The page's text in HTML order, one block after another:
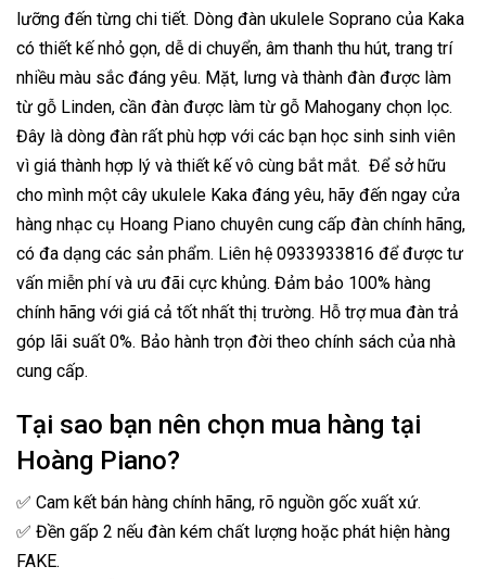
lưỡng đến từng chi tiết. Dòng đàn ukulele Soprano của Kaka
có thiết kế nhỏ gọn, dễ di chuyển, âm thanh thu hút, trang trí
nhiều màu sắc đáng yêu. Mặt, lưng và thành đàn được làm
từ gỗ Linden, cần đàn được làm từ gỗ Mahogany chọn lọc.
Đây là dòng đàn rất phù hợp với các bạn học sinh sinh viên
vì giá thành hợp lý và thiết kế vô cùng bắt mắt. Để sở hữu
cho mình một cây ukulele Kaka đáng yêu, hãy đến ngay cửa
hàng nhạc cụ Hoang Piano chuyên cung cấp đàn chính hãng,
có đa dạng các sản phẩm. Liên hệ 0933933816 để được tư
vấn miễn phí và ưu đãi cực khủng. Đảm bảo 100% hàng
chính hãng với giá cả tốt nhất thị trường. Hỗ trợ mua đàn trả
góp lãi suất 0%. Bảo hành trọn đời theo chính sách của nhà
cung cấp.
Tại sao bạn nên chọn mua hàng tại
Hoàng Piano?
✅ Cam kết bán hàng chính hãng, rõ nguồn gốc xuất xứ.
✅ Đền gấp 2 nếu đàn kém chất lượng hoặc phát hiện hàng
FAKE.